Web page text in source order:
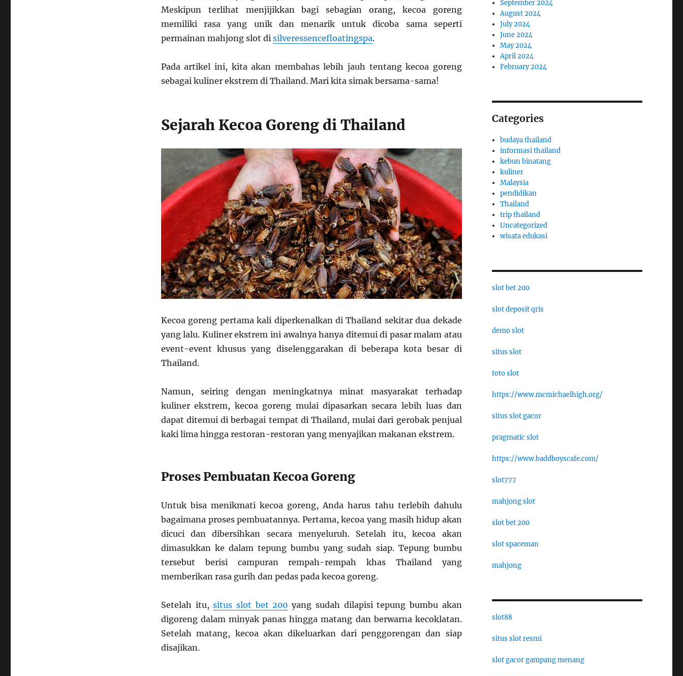
Meskipun terlihat menjijikkan bagi sebagian orang, kecoa goreng
memiliki rasa yang unik dan menarik untuk dicoba sama seperti
permainan mahjong slot di silveressencefloatingspa.
Pada artikel ini, kita akan membahas lebih jauh tentang kecoa goreng
sebagai kuliner ekstrem di Thailand. Mari kita simak bersama-sama!
Sejarah Kecoa Goreng di Thailand
Kecoa goreng pertama kali diperkenalkan di Thailand sekitar dua dekade
yang lalu. Kuliner ekstrem ini awalnya hanya ditemui di pasar malam atau
event-event khusus yang diselenggarakan di beberapa kota besar di
Thailand.
Namun, seiring dengan meningkatnya minat masyarakat terhadap
kuliner ekstrem, kecoa goreng mulai dipasarkan secara lebih luas dan
dapat ditemui di berbagai tempat di Thailand, mulai dari gerobak penjual
kaki lima hingga restoran-restoran yang menyajikan makanan ekstrem.
Proses Pembuatan Kecoa Goreng
Untuk bisa menikmati kecoa goreng, Anda harus tahu terlebih dahulu
bagaimana proses pembuatannya. Pertama, kecoa yang masih hidup akan
dicuci dan dibersihkan secara menyeluruh. Setelah itu, kecoa akan
dimasukkan ke dalam tepung bumbu yang sudah siap. Tepung bumbu
tersebut berisi campuran rempah-rempah khas Thailand yang
memberikan rasa gurih dan pedas pada kecoa goreng.
Setelah itu,situs slot bet 200 yang sudah dilapisi tepung bumbu akan
digoreng dalam minyak panas hingga matang dan berwarna kecoklatan.
Setelah matang, kecoa akan dikeluarkan dari penggorengan dan siap
disajikan.
September 2024
August 2024
July 2024
June 2024
May 2024
April 2024
February 2024
Categories
budaya thailand
informasi thailand
kebun binatang
kuliner
Malaysia
pendidikan
Thailand
trip thailand
Uncategorized
wisata edukasi
slot bet 200
slot deposit qris
demo slot
situs slot
toto slot
https://www.mcmichaelhigh.org/
situs slot gacor
pragmatic slot
https://www.baddboyscafe.com/
slot777
mahjong slot
slot bet 200
slot spaceman
mahjong
slot88
situs slot resmi
slot gacor gampang menang